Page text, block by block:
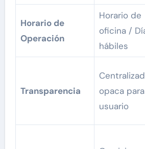
Horario de
Operación
Horario de
oficina /
hábiles
Transparencia
opaca
usuario